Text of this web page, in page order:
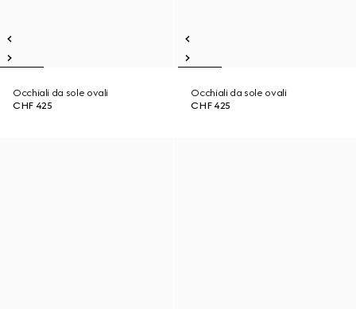
Occhiali da sole ovali
CHF 425
Occhiali da sole ovali
CHF 425